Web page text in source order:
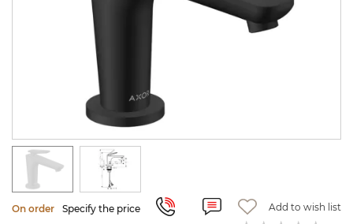
On order Specify the price Add to wish list